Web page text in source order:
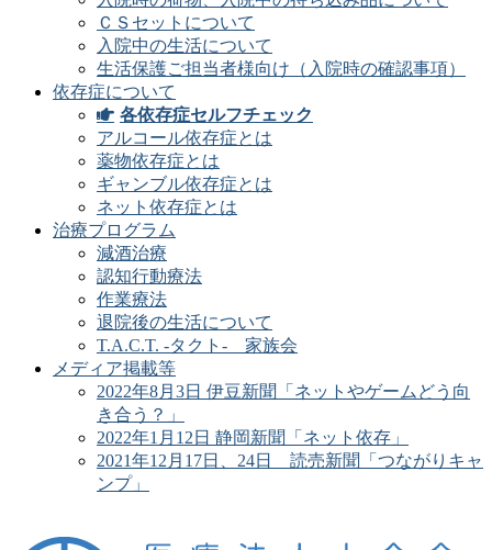
ＣＳセットについて
入院中の生活について
生活保護ご担当者様向け（入院時の確認事項）
依存症について
各依存症セルフチェック
アルコール依存症とは
薬物依存症とは
ギャンブル依存症とは
ネット依存症とは
治療プログラム
減酒治療
認知行動療法
作業療法
退院後の生活について
T.A.C.T. -タクト- 家族会
メディア掲載等
2022年8月3日 伊豆新聞「ネットやゲームどう向
き合う？」
2022年1月12日 静岡新聞「ネット依存」
2021年12月17日、24日 読売新聞「つながりキャ
ンプ」